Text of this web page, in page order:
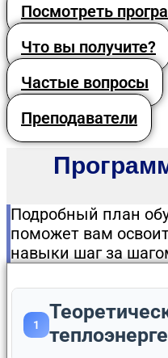
Посмотреть
Что вы получите?
Частые вопросы
Преподаватели
Подробный план
поможет вам
навыки шаг за
1